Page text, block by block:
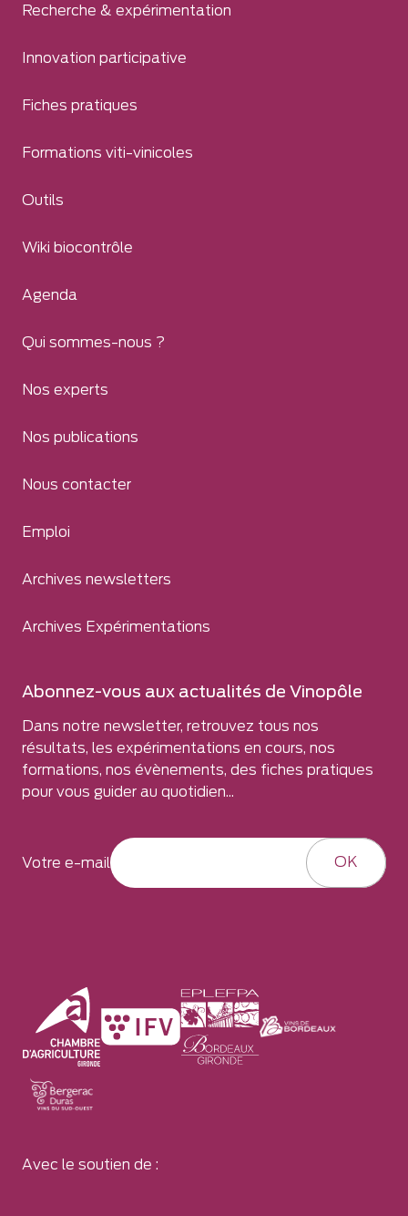
Recherche & expérimentation
Innovation participative
Fiches pratiques
Formations viti-vinicoles
Outils
Wiki biocontrôle
Agenda
Qui sommes-nous ?
Nos experts
Nos publications
Nous contacter
Emploi
Archives newsletters
Archives Expérimentations
Abonnez-vous aux actualités de Vinopôle
Dans notre newsletter, retrouvez tous nos
résultats, les expérimentations en cours, nos
formations, nos évènements, des fiches pratiques
pour vous guider au quotidien...
Votre e-mail OK
Avec le soutien de :